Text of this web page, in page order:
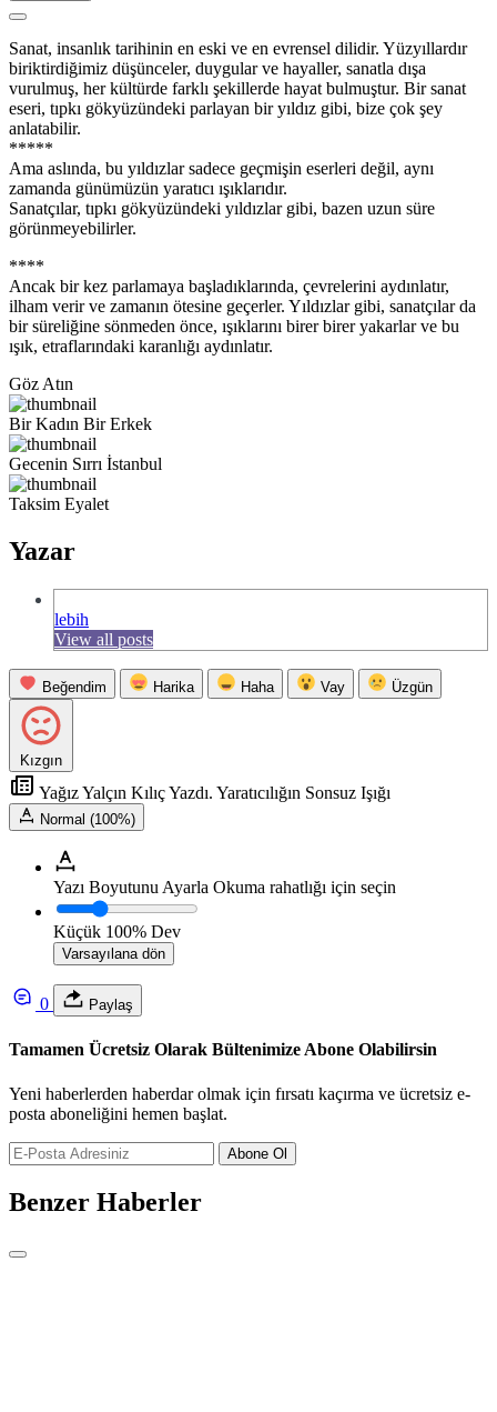
Sanat, insanlık tarihinin en eski ve en evrensel dilidir. Yüzyıllardır
biriktirdiğimiz düşünceler, duygular ve hayaller, sanatla dışa
vurulmuş, her kültürde farklı şekillerde hayat bulmuştur. Bir sanat
eseri, tıpkı gökyüzündeki parlayan bir yıldız gibi, bize çok şey
anlatabilir.
*****
Ama aslında, bu yıldızlar sadece geçmişin eserleri değil, aynı
zamanda günümüzün yaratıcı ışıklarıdır.
Sanatçılar, tıpkı gökyüzündeki yıldızlar gibi, bazen uzun süre
görünmeyebilirler.
****
Ancak bir kez parlamaya başladıklarında, çevrelerini aydınlatır,
ilham verir ve zamanın ötesine geçerler. Yıldızlar gibi, sanatçılar da
bir süreliğine sönmeden önce, ışıklarını birer birer yakarlar ve bu
ışık, etraflarındaki karanlığı aydınlatır.
Göz Atın
Bir Kadın Bir Erkek
Gecenin Sırrı İstanbul
Taksim Eyalet
Yazar
lebih
View all posts
Beğendim Harika Haha Vay Üzgün
Kızgın
Yağız Yalçın Kılıç Yazdı. Yaratıcılığın Sonsuz Işığı
Normal (100%)
Yazı Boyutunu Ayarla Okuma rahatlığı için seçin
Küçük 100% Dev
Varsayılana dön
0 Paylaş
Tamamen Ücretsiz Olarak Bültenimize Abone Olabilirsin
Yeni haberlerden haberdar olmak için fırsatı kaçırma ve ücretsiz e-
posta aboneliğini hemen başlat.
Abone Ol
Benzer Haberler